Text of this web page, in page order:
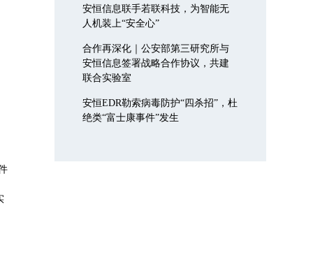
安恒信息联手若联科技，为智能无
人机装上“安全心”
合作再深化｜公安部第三研究所与
安恒信息签署战略合作协议，共建
联合实验室
安恒EDR勒索病毒防护“四杀招”，杜
绝类“富士康事件”发生